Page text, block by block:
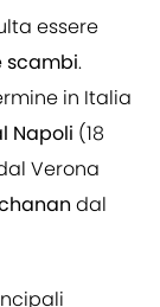
essere
scambi.
in Italia
Napoli (18
Verona
dal